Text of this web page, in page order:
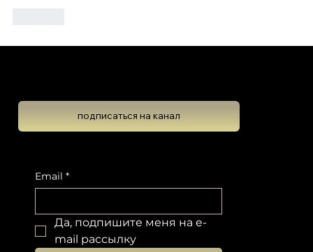
подписаться на канал
Email *
Да, подпишите меня на e-
mail рассылку